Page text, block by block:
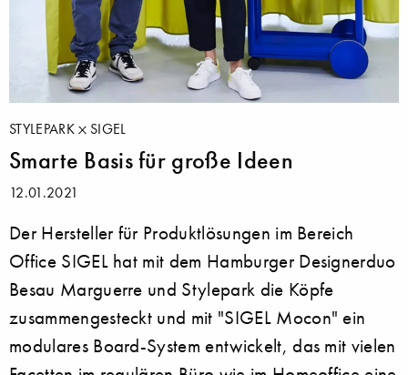
STYLEPARK SIGEL
Smarte Basis für große Ideen
12.01.2021
Der Hersteller für Produktlösungen im Bereich
Office SIGEL hat mit dem Hamburger Designerduo
Besau Marguerre und Stylepark die Köpfe
zusammengesteckt und mit "SIGEL Mocon" ein
modulares Board-System entwickelt, das mit vielen